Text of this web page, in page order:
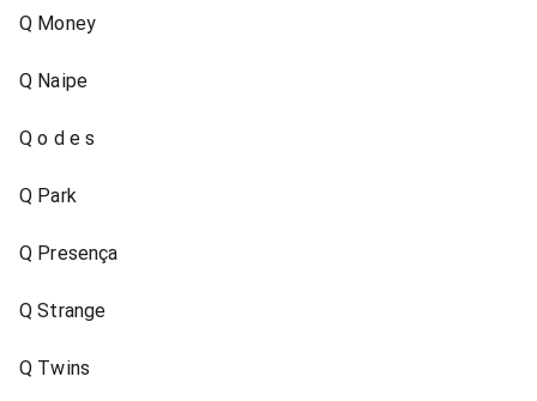
Q Money
Q Naipe
Q o d e s
Q Park
Q Presença
Q Strange
Q Twins